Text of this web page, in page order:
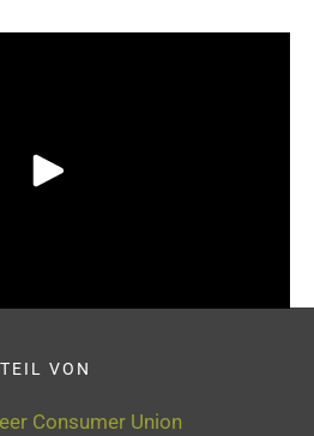
TEIL VON
Consumer Union